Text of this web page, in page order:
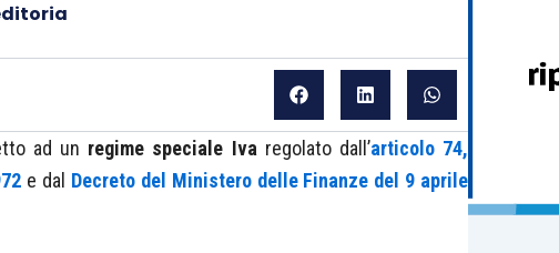
ad un regime speciale Iva regolato dall’articolo 74,
e dal Decreto del Ministero delle Finanze del 9 aprile